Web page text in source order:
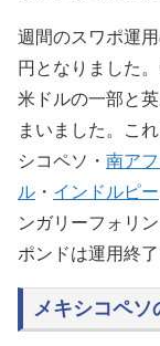
週間のスワポ運
円となりました
米ドルの一部と
まいました。こ
シコペソ・ 南ア
ル ・ インドルピー
ンガリーフォリ
ポンドは運用終了
メキシコペ